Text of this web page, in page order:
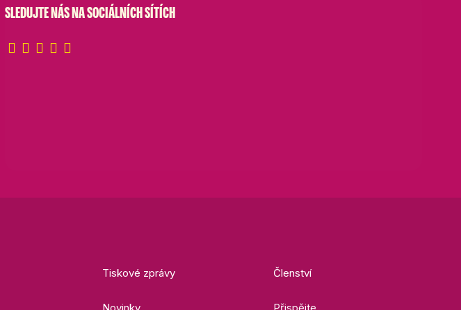
SLEDUJTE NÁS NA SOCIÁLNÍCH SÍTÍCH
Tiskové zprávy Členství